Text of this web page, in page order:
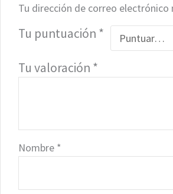
Tu dirección de correo electrónico
Tu puntuación *
Tu valoración *
Nombre *